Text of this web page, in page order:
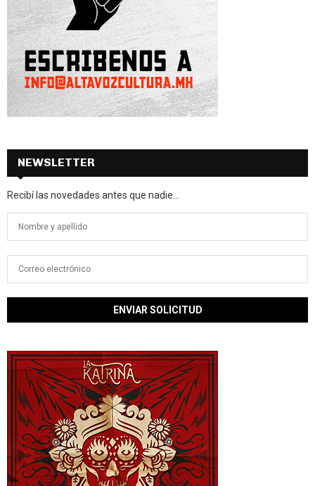
NEWSLETTER
Recibí las novedades antes que nadie...